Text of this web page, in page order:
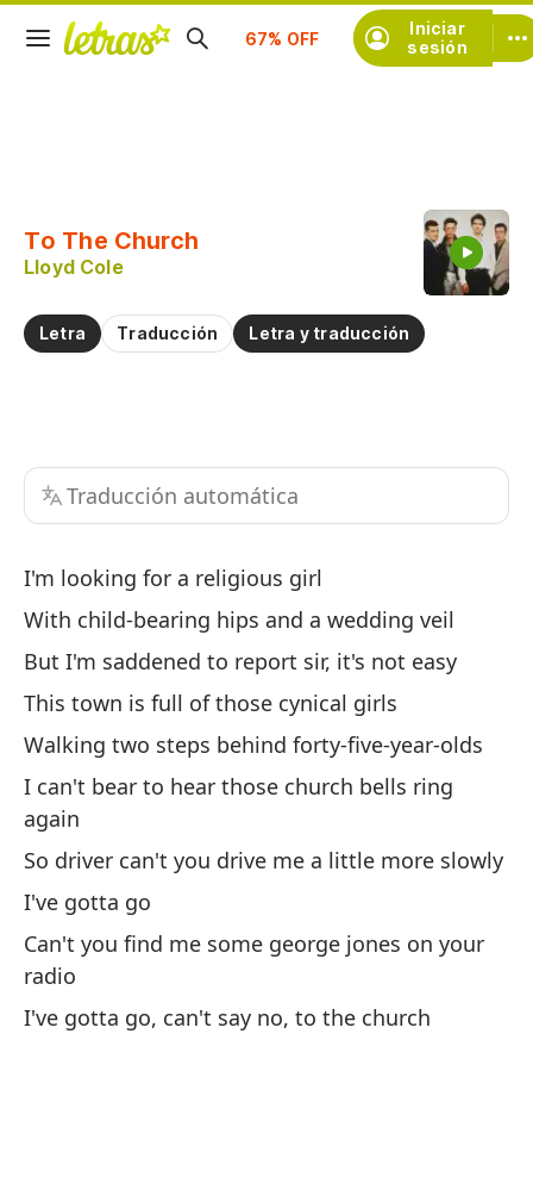
Iniciar
sesión
Suscríbete
To The Church
Lloyd Cole
Letra Traducción Letra y traducción
Traducción automática
I'm looking for a religious girl
With child-bearing hips and a wedding veil
But I'm saddened to report sir, it's not easy
This town is full of those cynical girls
Walking two steps behind forty-five-year-olds
I can't bear to hear those church bells ring
again
So driver can't you drive me a little more slowly
I've gotta go
Can't you find me some george jones on your
radio
I've gotta go, can't say no, to the church
Practicar la pronunciación de